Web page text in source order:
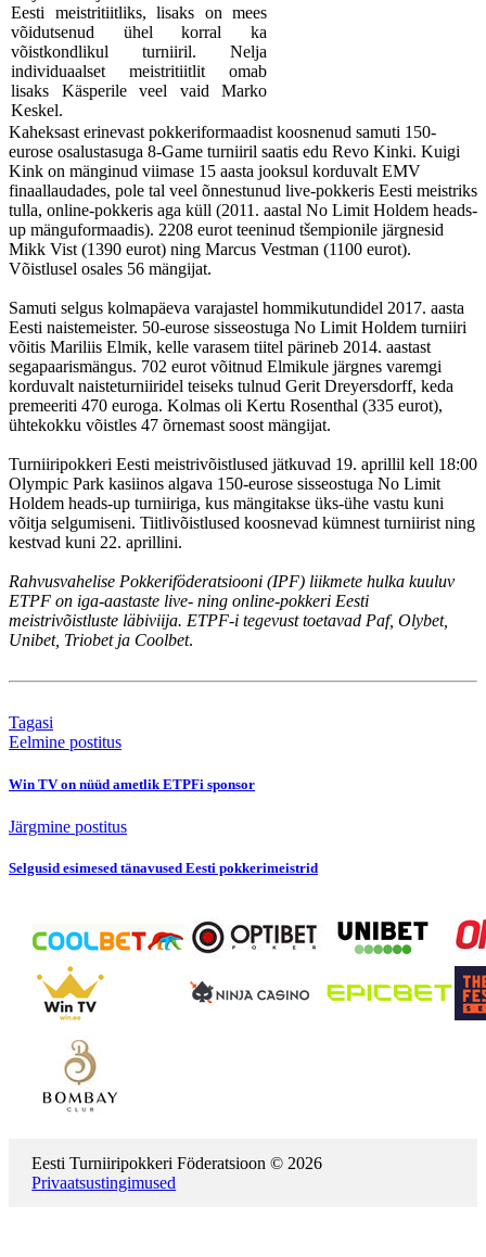
Eesti meistritiitliks, lisaks on mees
võidutsenud ühel korral ka
võistkondlikul turniiril. Nelja
individuaalset meistritiitlit omab
lisaks Käsperile veel vaid Marko
Keskel.
Kaheksast erinevast pokkeriformaadist koosnenud samuti 150-
eurose osalustasuga 8-Game turniiril saatis edu Revo Kinki. Kuigi
Kink on mänginud viimase 15 aasta jooksul korduvalt EMV
finaallaudades, pole tal veel õnnestunud live-pokkeris Eesti meistriks
tulla, online-pokkeris aga küll (2011. aastal No Limit Holdem heads-
up mänguformaadis). 2208 eurot teeninud tšempionile järgnesid
Mikk Vist (1390 eurot) ning Marcus Vestman (1100 eurot).
Võistlusel osales 56 mängijat.
Samuti selgus kolmapäeva varajastel hommikutundidel 2017. aasta
Eesti naistemeister. 50-eurose sisseostuga No Limit Holdem turniiri
võitis Mariliis Elmik, kelle varasem tiitel pärineb 2014. aastast
segapaarismängus. 702 eurot võitnud Elmikule järgnes varemgi
korduvalt naisteturniiridel teiseks tulnud Gerit Dreyersdorff, keda
premeeriti 470 euroga. Kolmas oli Kertu Rosenthal (335 eurot),
ühtekokku võistles 47 õrnemast soost mängijat.
Turniiripokkeri Eesti meistrivõistlused jätkuvad 19. aprillil kell 18:00
Olympic Park kasiinos algava 150-eurose sisseostuga No Limit
Holdem heads-up turniiriga, kus mängitakse üks-ühe vastu kuni
võitja selgumiseni. Tiitlivõistlused koosnevad kümnest turniirist ning
kestvad kuni 22. aprillini.
Rahvusvahelise Pokkeriföderatsiooni (IPF) liikmete hulka kuuluv
ETPF on iga-aastaste live- ning online-pokkeri Eesti
meistrivõistluste läbiviija. ETPF-i tegevust toetavad Paf, Olybet,
Unibet, Triobet ja Coolbet.
Tagasi
Eelmine postitus
Win TV on nüüd ametlik ETPFi sponsor
Järgmine postitus
Selgusid esimesed tänavused Eesti pokkerimeistrid
Eesti Turniiripokkeri Föderatsioon © 2026
Privaatsustingimused